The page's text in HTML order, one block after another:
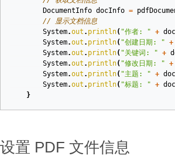
DocumentInfo docInfo =
// 显示文档信息
System.out . println( "作者: " +
System.out . println( "创建日期: " +
System.out . println( "关键词: " +
System.out . println( "修改日期: " +
System.out . println( "主题: " +
System.out . println( "标题: " +
}
设置 PDF 文件信息